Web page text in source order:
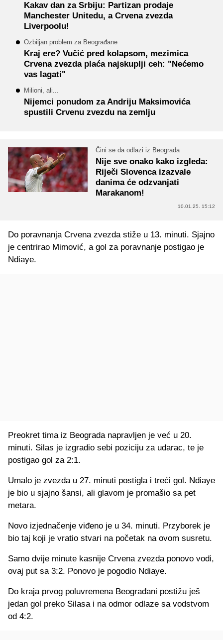
Kakav dan za Srbiju: Partizan prodaje
Manchester Unitedu, a Crvena zvezda
Liverpoolu!
Ozbiljan problem za Beograđane
Kraj ere? Vučić pred kolapsom, mezimica
Crvena zvezda plaća najskuplji ceh: "Nećemo
vas lagati"
Milioni, ali...
Nijemci ponudom za Andriju Maksimovića
spustili Crvenu zvezdu na zemlju
Čini se da odlazi iz Beograda
Nije sve onako kako izgleda:
Riječi Slovenca izazvale
danima će odzvanjati
Marakanom!
10.01.25. 15:12
Do poravnanja Crvena zvezda stiže u 13. minuti. Sjajno
je centrirao Mimović, a gol za poravnanje postigao je
Ndiaye.
Preokret tima iz Beograda napravljen je već u 20.
minuti. Silas je izgradio sebi poziciju za udarac, te je
postigao gol za 2:1.
Umalo je zvezda u 27. minuti postigla i treći gol. Ndiaye
je bio u sjajno šansi, ali glavom je promašio sa pet
metara.
Novo izjednačenje viđeno je u 34. minuti. Przyborek je
bio taj koji je vratio stvari na početak na ovom susretu.
Samo dvije minute kasnije Crvena zvezda ponovo vodi,
ovaj put sa 3:2. Ponovo je pogodio Ndiaye.
Do kraja prvog poluvremena Beograđani postižu ješ
jedan gol preko Silasa i na odmor odlaze sa vodstvom
od 4:2.